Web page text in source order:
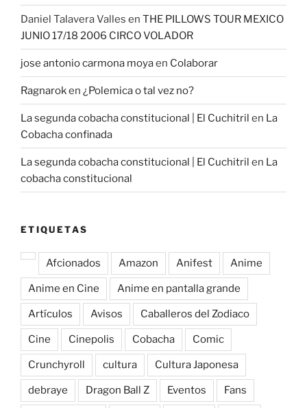
Daniel Talavera Valles en THE PILLOWS TOUR MEXICO
JUNIO 17/18 2006 CIRCO VOLADOR
jose antonio carmona moyaen Colaborar
Ragnaroken ¿Polemica o tal vez no?
La segunda cobacha constitucional | El Cuchitril en La
Cobacha confinada
La segunda cobacha constitucional | El Cuchitril en La
cobacha constitucional
ETIQUETAS
Afcionados Amazon Anifest Anime
Anime en Cine Anime en pantalla grande
Artículos Avisos Caballeros del Zodiaco
Cine Cinepolis Cobacha Comic
Crunchyroll cultura Cultura Japonesa
debraye Dragon Ball Z Eventos Fans